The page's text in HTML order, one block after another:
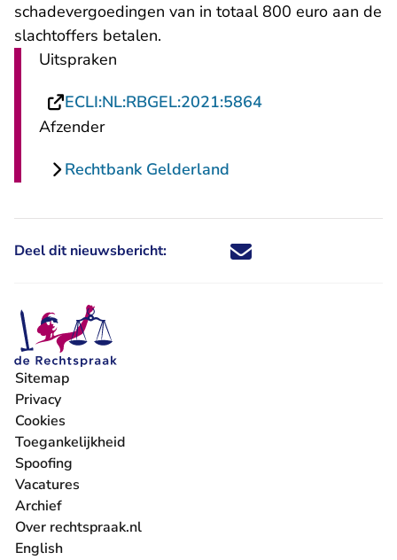
schadevergoedingen van in totaal 800 euro aan de
slachtoffers betalen.
Uitspraken
ECLI:NL:RBGEL:2021:5864- U verlaat
Afzender
Rechtbank Gelderland
Deel dit nieuwsbericht: Deel dit nieuwsbericht via X -
Deel dit nieuwsbericht via
Deel dit nieuwsbericht
Deel dit
Sitemap
Privacy
Cookies
Toegankelijkheid
Spoofing
Vacatures
- U verlaat Rechtspraak.nl
Archief
Over rechtspraak.nl
English